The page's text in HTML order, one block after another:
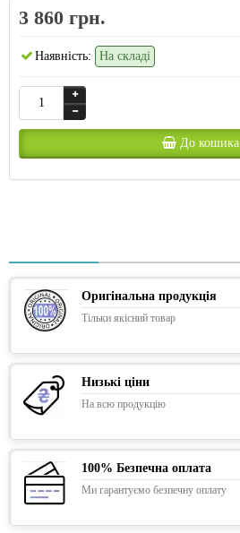
3 860 грн.
Наявність: На складі
До кошика
Оригінальна продукція
Тільки якісний товар
Низькі ціни
На всю продукцію
100% Безпечна оплата
Ми гарантуємо безпечну оплату